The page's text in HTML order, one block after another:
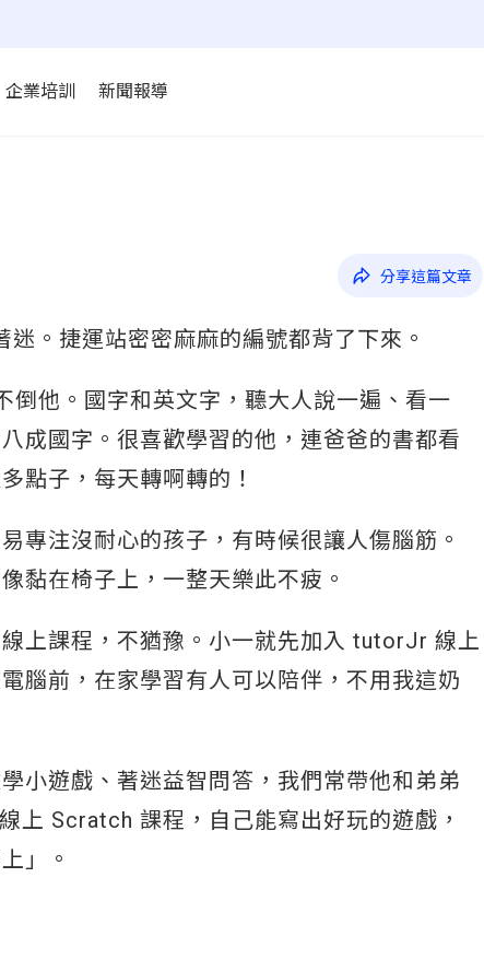
企業培訓 新聞報導
分享這篇文章
。捷運站密密麻麻的編號都背了下來。
他。國字和英文字，聽大人說一遍、看一
成國字。很喜歡學習的他，連爸爸的書都看
點子，每天轉啊轉的！
專注沒耐心的孩子，有時候很讓人傷腦筋。
黏在椅子上，一整天樂此不疲。
上課程，不猶豫。小一就先加入 tutorJr 線上
腦前，在家學習有人可以陪伴，不用我這奶
小遊戲、著迷益智問答，我們常帶他和弟弟
Scratch 課程，自己能寫出好玩的遊戲，
」。